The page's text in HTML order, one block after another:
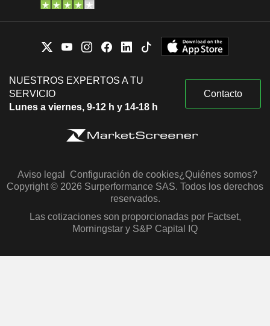
NUESTROS EXPERTOS A TU
SERVICIO
Lunes a viernes, 9-12 h y 14-18 h
Contacto
Aviso legal Configuración de cookies¿Quiénes somos?
Copyright © 2026 Surperformance SAS. Todos los derechos
reservados.
Las cotizaciones son proporcionadas por Factset,
Morningstar y S&P Capital IQ